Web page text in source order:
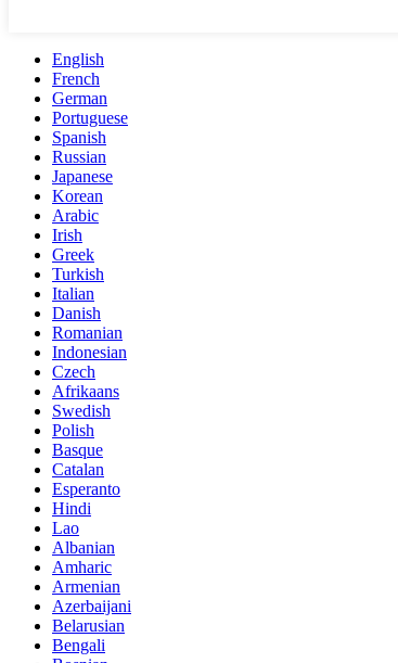
English
French
German
Portuguese
Spanish
Russian
Japanese
Korean
Arabic
Irish
Greek
Turkish
Italian
Danish
Romanian
Indonesian
Czech
Afrikaans
Swedish
Polish
Basque
Catalan
Esperanto
Hindi
Lao
Albanian
Amharic
Armenian
Azerbaijani
Belarusian
Bengali